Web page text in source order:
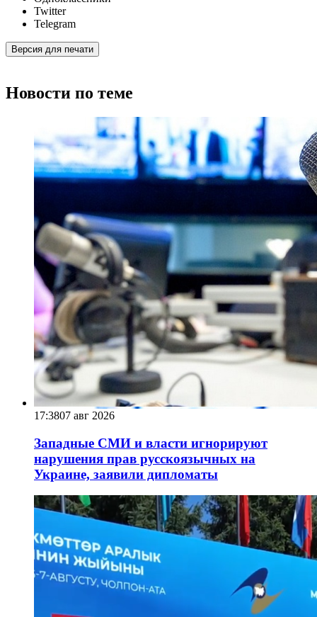
Twitter
Telegram
Версия для печати
Новости по теме
17:3807 авг 2026
Западные СМИ и власти игнорируют
нарушения прав русскоязычных на
Украине, заявили дипломаты